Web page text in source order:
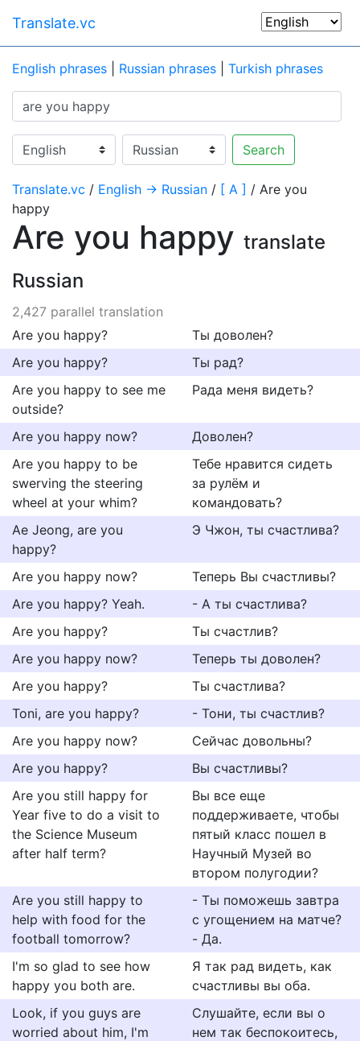
Translate.vc
English phrases Russian phrases Turkish phrases
Search
Translate.vc / English → Russian / [ A ] / Are you
happy
Are you happy translate
Russian
2,427 parallel translation
Are you happy?
Ты доволен?
Are you happy?
Ты рад?
Are you happy to see me
outside?
Рада меня видеть?
Are you happy now?
Доволен?
Are you happy to be
swerving the steering
wheel at your whim?
Тебе нравится сидеть
за рулём и
командовать?
Ae Jeong, are you
happy?
Э Чжон, ты счастлива?
Are you happy now?
Теперь Вы счастливы?
Are you happy? Yeah.
- А ты счастлива?
Are you happy?
Ты счастлив?
Are you happy now?
Теперь ты доволен?
Are you happy?
Ты счастлива?
Toni, are you happy?
- Тони, ты счастлив?
Are you happy now?
Сейчас довольны?
Are you happy?
Вы счастливы?
Are you still happy for
Year five to do a visit to
the Science Museum
after half term?
Вы все еще
поддерживаете, чтобы
пятый класс пошел в
Научный Музей во
втором полугодии?
Are you still happy to
help with food for the
football tomorrow?
- Ты поможешь завтра
с угощением на матче?
- Да.
I'm so glad to see how
happy you both are.
Я так рад видеть, как
счастливы вы оба.
Look, if you guys are
worried about him, I'm
Слушайте, если вы о
нем так беспокоитесь,